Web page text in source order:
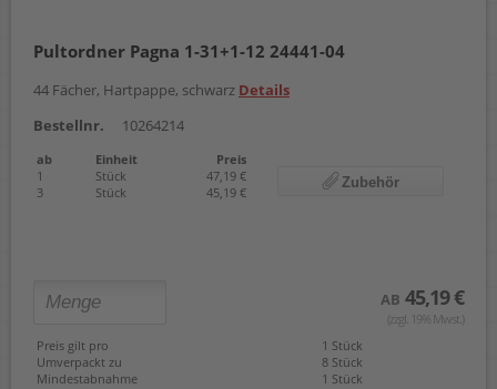
Pultordner Pagna 1-31+1-12 24441-04
44 Fächer, Hartpappe, schwarz Details
Bestellnr.
10264214
ab Einheit
Preis
1
Stück
47,19 €
3
Stück 45,19 €
Zubehör
AB 45,19 €
(zzgl. 19% Mwst.)
Preis gilt pro
1 Stück
Umverpackt zu
8 Stück
Mindestabnahme
1 Stück